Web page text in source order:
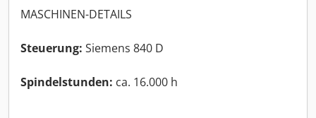
MASCHINEN-DETAILS
Steuerung: Siemens 840 D
Spindelstunden: ca. 16.000 h